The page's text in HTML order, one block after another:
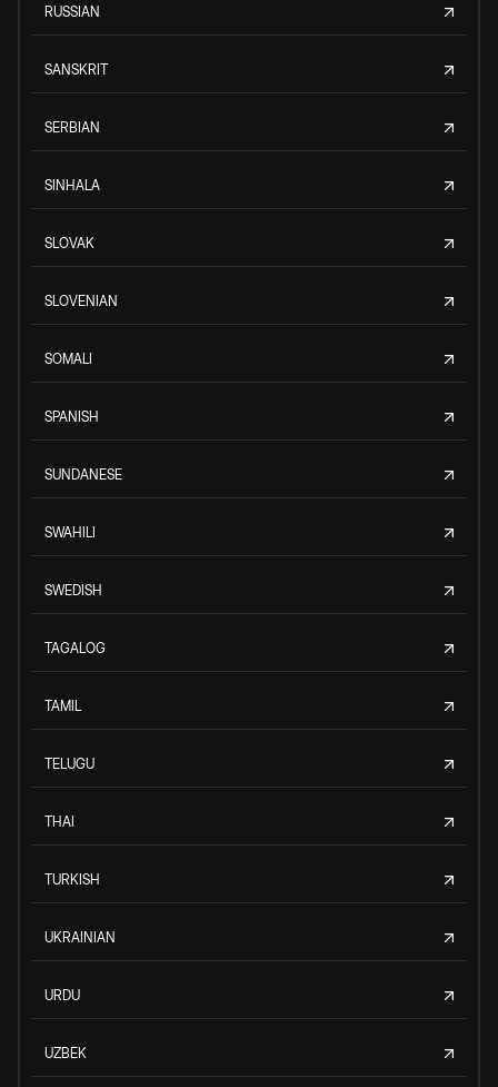
RUSSIAN
SANSKRIT
SERBIAN
SINHALA
SLOVAK
SLOVENIAN
SOMALI
SPANISH
SUNDANESE
SWAHILI
SWEDISH
TAGALOG
TAMIL
TELUGU
THAI
TURKISH
UKRAINIAN
URDU
UZBEK